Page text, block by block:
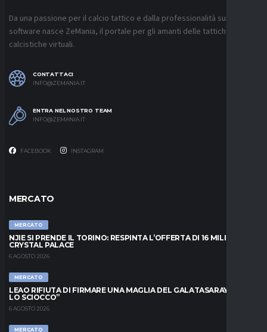
Da una passione per il calcio tattico e dalla professionalità sui
software nasce ZeMania, il portale per gli amanti delle tattiche
calcistiche virtuali.
CONTATTACI
INFO@ZEMANIA.IT
ENTRA NEL NOSTRO TEAM
INFO@ZEMANIA.IT
FACEBOOK INSTAGRAM
MERCATO
MERCATO
NJIE SI PRENDE IL TORINO: RESPINTA L’OFFERTA DI 16 MILIONI DAL
CRYSTAL PALACE
6 AGOSTO 2026
MERCATO
LEAO RIFIUTA DI FIRMARE UNA MAGLIA DEL GALATASARAY: “FAI
LO SCIOCCO”
6 AGOSTO 2026
MERCATO